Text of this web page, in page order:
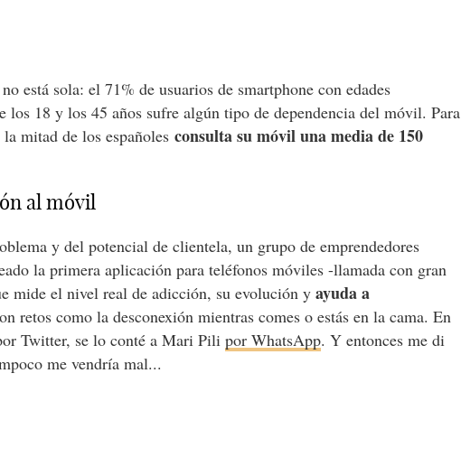
está sola: el 71% de usuarios de smartphone con edades
los 18 y los 45 años sufre algún tipo de dependencia del móvil. Para
la mitad de los españolesconsulta su móvil una media de 150
al móvil
y del potencial de clientela, un grupo de emprendedores
la primera aplicación para teléfonos móviles -llamada con gran
mide el nivel real de adicción, su evolución y ayuda a
retos como la desconexión mientras comes o estás en la cama. En
Twitter, se lo conté a Mari Pilipor WhatsApp. Y entonces me di
me vendría mal...